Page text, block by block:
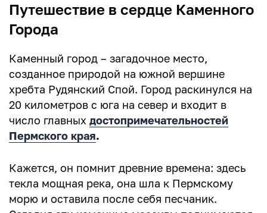
Путешествие в сердце Каменного
Города
Каменный город – загадочное место,
созданное природой на южной вершине
хребта Рудянский Спой. Город раскинулся на
20 километров с юга на север и входит в
число главных достопримечательностей
Пермского края.
Кажется, он помнит древние времена: здесь
текла мощная река, она шла к Пермскому
морю и оставила после себя песчаник.